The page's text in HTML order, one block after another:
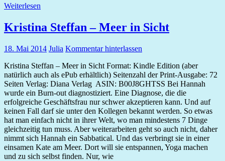
Weiterlesen
Kristina Steffan – Meer in Sicht
18. Mai 2014 Julia Kommentar hinterlassen
Kristina Steffan – Meer in Sicht Format: Kindle Edition (aber
natürlich auch als ePub erhältlich) Seitenzahl der Print-Ausgabe: 72
Seiten Verlag: Diana Verlag ASIN: B00J8GHTSS Bei Hannah
wurde ein Burn-out diagnostiziert. Eine Diagnose, die die
erfolgreiche Geschäftsfrau nur schwer akzeptieren kann. Und auf
keinen Fall darf sie unter den Kollegen bekannt werden. So etwas
hat man einfach nicht in ihrer Welt, wo man mindestens 7 Dinge
gleichzeitig tun muss. Aber weiterarbeiten geht so auch nicht, daher
nimmt sich Hannah ein Sabbatical. Und das verbringt sie in einer
einsamen Kate am Meer. Dort will sie entspannen, Yoga machen
und zu sich selbst finden. Nur, wie